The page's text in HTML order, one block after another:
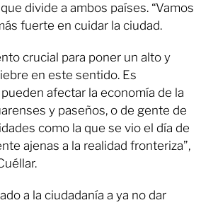
divide a ambos países. “Vamos
fuerte en cuidar la ciudad.
crucial para poner un alto y
en este sentido. Es
afectar la economía de la
y paseños, o de gente de
como la que se vio el día de
ajenas a la realidad fronteriza”,
a la ciudadanía a ya no dar